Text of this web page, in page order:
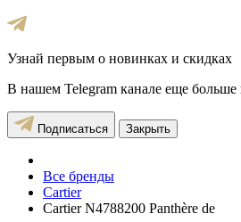
Узнай первым о новинках и скидках
В нашем Telegram канале еще
Подписаться Закрыть
Все бренды
Cartier
Cartier N4788200 Panthère de